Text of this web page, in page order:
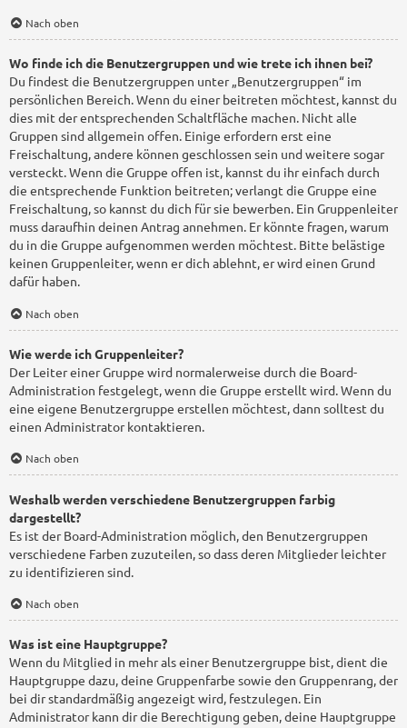
Nach oben
Wo finde ich die Benutzergruppen und wie trete ich ihnen bei?
Du findest die Benutzergruppen unter „Benutzergruppen“ im
persönlichen Bereich. Wenn du einer beitreten möchtest, kannst du
dies mit der entsprechenden Schaltfläche machen. Nicht alle
Gruppen sind allgemein offen. Einige erfordern erst eine
Freischaltung, andere können geschlossen sein und weitere sogar
versteckt. Wenn die Gruppe offen ist, kannst du ihr einfach durch
die entsprechende Funktion beitreten; verlangt die Gruppe eine
Freischaltung, so kannst du dich für sie bewerben. Ein Gruppenleiter
muss daraufhin deinen Antrag annehmen. Er könnte fragen, warum
du in die Gruppe aufgenommen werden möchtest. Bitte belästige
keinen Gruppenleiter, wenn er dich ablehnt, er wird einen Grund
dafür haben.
Nach oben
Wie werde ich Gruppenleiter?
Der Leiter einer Gruppe wird normalerweise durch die Board-
Administration festgelegt, wenn die Gruppe erstellt wird. Wenn du
eine eigene Benutzergruppe erstellen möchtest, dann solltest du
einen Administrator kontaktieren.
Nach oben
Weshalb werden verschiedene Benutzergruppen farbig
dargestellt?
Es ist der Board-Administration möglich, den Benutzergruppen
verschiedene Farben zuzuteilen, so dass deren Mitglieder leichter
zu identifizieren sind.
Nach oben
Was ist eine Hauptgruppe?
Wenn du Mitglied in mehr als einer Benutzergruppe bist, dient die
Hauptgruppe dazu, deine Gruppenfarbe sowie den Gruppenrang, der
bei dir standardmäßig angezeigt wird, festzulegen. Ein
Administrator kann dir die Berechtigung geben, deine Hauptgruppe